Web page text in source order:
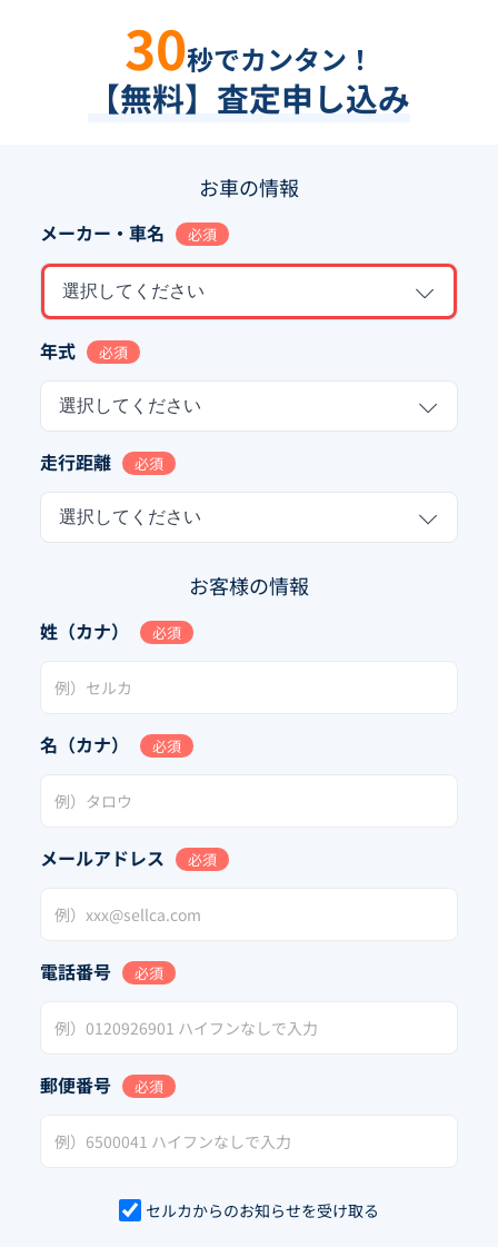
30秒でカンタン！
【無料】査定申し込み
お車の情報
メーカー・車名 必須
選択してください
年式 必須
選択してください
走行距離 必須
選択してください
お客様の情報
姓（カナ） 必須
名（カナ） 必須
メールアドレス 必須
電話番号 必須
郵便番号 必須
セルカからのお知らせを受け取る